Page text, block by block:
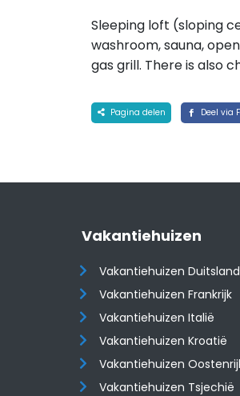
Sleeping loft (sloping
washroom, sauna,
gas grill. There is also
Pagina delen Deel via
Vakantiehuizen
Vakantiehuizen Duitsland
Vakantiehuizen Frankrijk
Vakantiehuizen Italië
Vakantiehuizen Kroatië
​​​​​​​Vakantiehuizen
Vakantiehuizen Tsjechië